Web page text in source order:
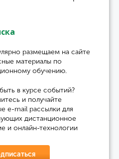
размещаем на сайте
материалы по
обучению.
в курсе событий?
и получайте
e-mail рассылки для
дистанционное
и онлайн-технологии